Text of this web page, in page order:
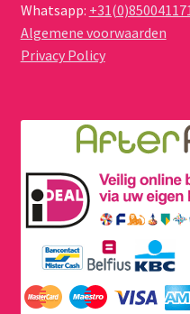
Whatsapp:
Algemene voorwaarden
Privacy Policy